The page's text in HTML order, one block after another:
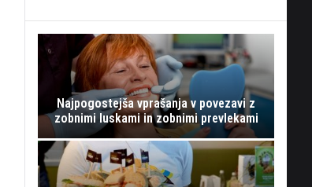
Najpogostejša vprašanja v povezavi z
zobnimi luskami in zobnimi prevlekami